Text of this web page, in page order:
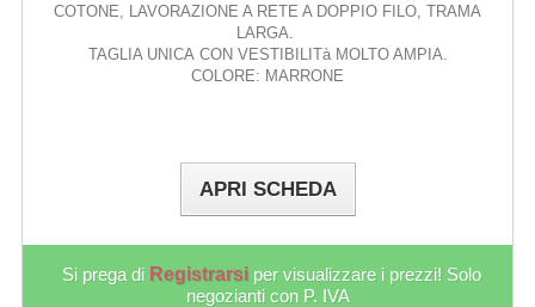
COTONE, LAVORAZIONE A RETE A DOPPIO FILO, TRAMA
LARGA.
TAGLIA UNICA CON VESTIBILITà MOLTO AMPIA.
COLORE: MARRONE
APRI SCHEDA
Si prega di Registrarsi per visualizzare i prezzi! Solo
negozianti con P. IVA